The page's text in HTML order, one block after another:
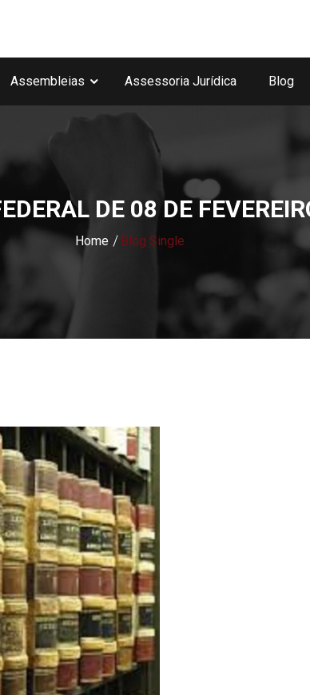
Assembleias Assessoria Jurídica Blog
DE 08 DE
Home Blog Single